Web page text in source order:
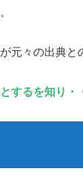
元々の出典と
するを知り ・